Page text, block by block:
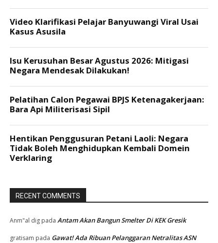
RECENT COMMENTS
Anm"al dig pada Antam Akan Bangun Smelter Di KEK Gresik
gratisam pada Gawat! Ada Ribuan Pelanggaran Netralitas ASN